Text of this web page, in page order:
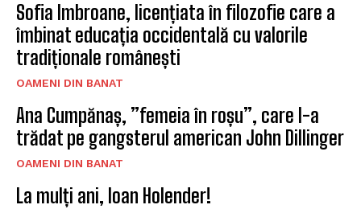
Sofia Imbroane, licențiata în filozofie care a
îmbinat educația occidentală cu valorile
tradiționale românești
OAMENI DIN BANAT
Ana Cumpănaș, ”femeia în roșu”, care l-a
trădat pe gangsterul american John Dillinger
OAMENI DIN BANAT
La mulți ani, Ioan Holender!